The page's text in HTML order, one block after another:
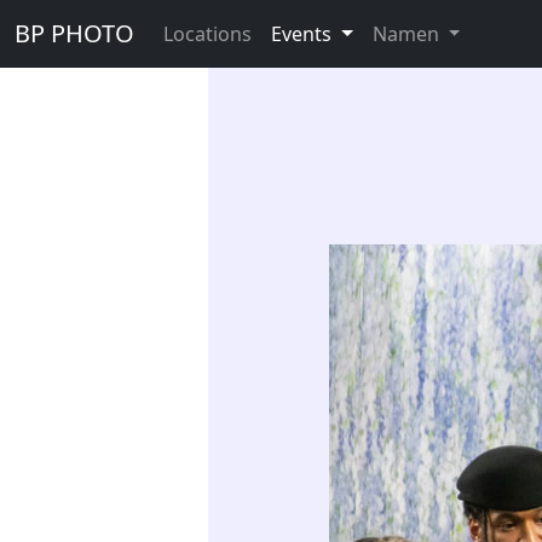
BP PHOTO Locations Events Namen